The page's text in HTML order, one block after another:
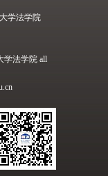
学法学院
学法学院 all